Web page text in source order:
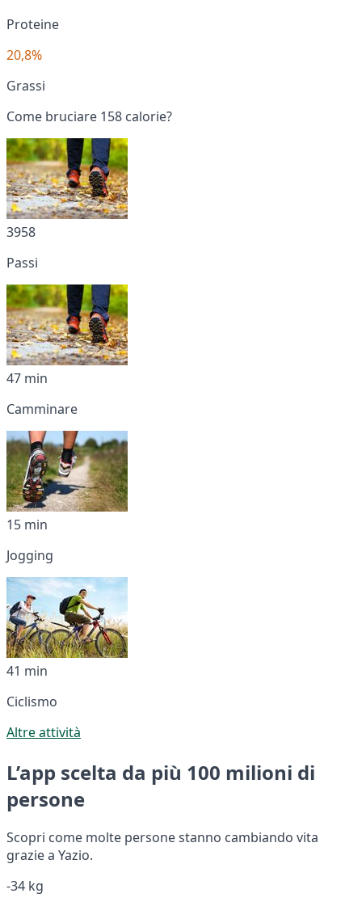
Proteine
20,8%
Grassi
Come bruciare 158 calorie?
3958
Passi
47 min
Camminare
15 min
Jogging
41 min
Ciclismo
Altre attività
L’app scelta da più 100 milioni di
persone
Scopri come molte persone stanno cambiando vita
grazie a Yazio.
-34 kg